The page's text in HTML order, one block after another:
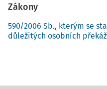
Zákony
590/2006 Sb., kterým se
důležitých osobních